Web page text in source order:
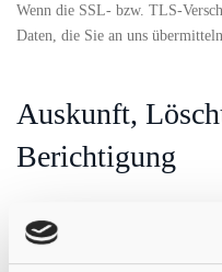
Wenn die SSL- bzw. TLS-
Daten, die Sie an uns
Auskunft,
Berichtigung
das Recht auf unentgeltliche
personenbezogenen Daten,